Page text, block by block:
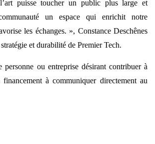
puisse toucher un public plus large et
un espace qui enrichit notre
les échanges. », Constance Deschênes
et durabilité de Premier Tech.
personne ou entreprise désirant contribuer à
financement à communiquer directement au